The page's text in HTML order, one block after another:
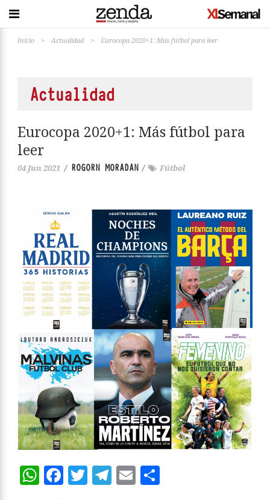
Inicio > Actualidad > Eurocopa 2020+1: Más fútbol para leer
Actualidad
Eurocopa 2020+1: Más fútbol para
leer
04 Jun 2021 / ROGORN MORADAN / Fútbol
WhatsApp
Facebook
Twitter
Telegram
Email